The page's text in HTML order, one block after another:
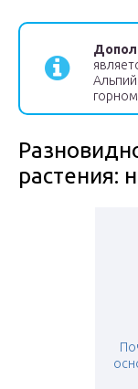
растения: